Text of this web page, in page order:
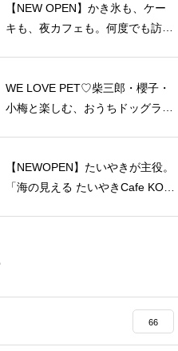
／千々石観光センター／山の駅
ベジドリーム／平野鮮魚／おう
ちカフェマロン／Pao Crepe MI
PARFAIT＠島原半島特集
バレンタイン2023 @Patisserie
【NEW OPEN】かき氷も、ケー
キも、夜カフェも。何度でも訪れ
WE LOVE PET♡柴三郎・櫻子・
小梅と楽しむ、おうちドッグラン
【NEWOPEN】たいやきが主役。
「海の見える たいやきCafe KOM
66